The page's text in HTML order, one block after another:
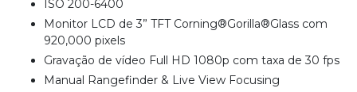
ISO 200-6400
Monitor LCD de 3” TFT Corning®Gorilla®Glass com
920,000 pixels
Gravação de vídeo Full HD 1080p com taxa de 30 fps
Manual Rangefinder & Live View Focusing